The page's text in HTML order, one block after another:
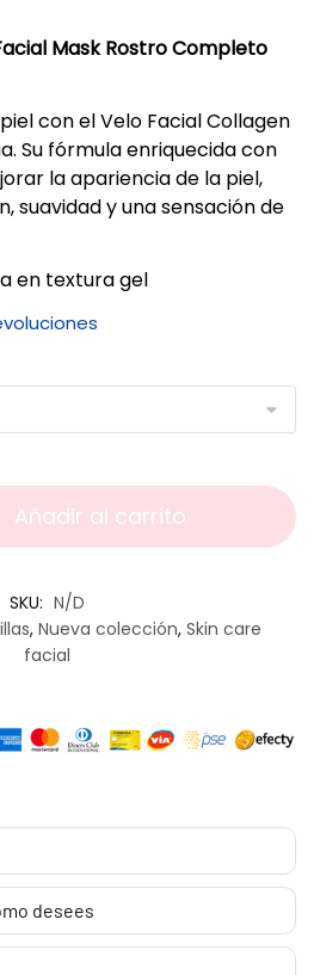
Mask Rostro Completo
con el Velo Facial Collagen
Su fórmula enriquecida con
la apariencia de la piel,
suavidad y una sensación de
en textura gel
Añadir al carrito
SKU: N/D
, Nueva colección, Skin care
facial
desees